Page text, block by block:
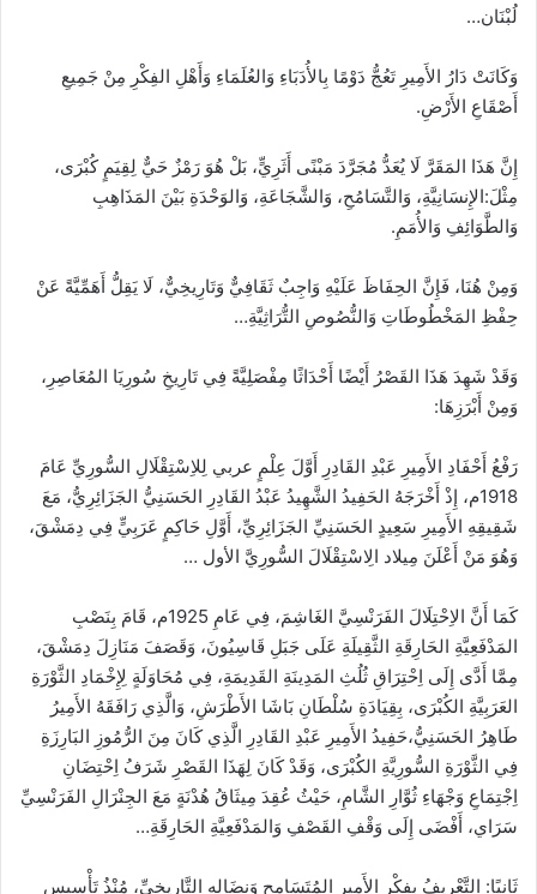
لُبْنَان…
وَكَانَتْ دَارُ الأَمِيرِ تَعُجُّ دَوْمًا بِالأُدَبَاءِ وَالعُلَمَاءِ وَأَهْلِ الفِكْرِ مِنْ جَمِيعِ
أَصْقَاعِ الأَرْضِ.
إِنَّ هَذَا المَقَرَّ لَا يُعَدُّ مُجَرَّدَ مَبْنًى أَثَرِيٍّ، بَلْ هُوَ رَمْزٌ حَيٌّ لِقِيَمٍ كُبْرَى،
مِثْلَ:الإِنسَانِيَّةِ، وَالتَّسَامُحِ، وَالشَّجَاعَةِ، وَالوَحْدَةِ بَيْنَ المَذَاهِبِ
وَالطَّوَائِفِ وَالأُمَمِ.
وَمِنْ هُنَا، فَإِنَّ الحِفَاظَ عَلَيْهِ وَاجِبٌ ثَقَافِيٌّ وَتَارِيخِيٌّ، لَا يَقِلُّ أَهَمِّيَّةً عَنْ
حِفْظِ المَخْطُوطَاتِ وَالنُّصُوصِ التُّرَاثِيَّةِ…
وَقَدْ شَهِدَ هَذَا القَصْرُ أَيْضًا أَحْدَاثًا مِفْصَلِيَّةً فِي تَارِيخِ سُورِيَا المُعَاصِرِ،
وَمِنْ أَبْرَزِهَا:
رَفْعُ أَحْفَادِ الأَمِيرِ عَبْدِ القَادِرِ أَوَّلَ عِلْمٍ عربي لِلاِسْتِقْلَالِ السُّورِيِّ عَامَ
1918م، إِذْ أَخْرَجَهُ الحَفِيدُ الشَّهِيدُ عَبْدُ القَادِرِ الحَسَنِيُّ الجَزَائِرِيُّ، مَعَ
شَقِيقِهِ الأَمِيرِ سَعِيدٍ الحَسَنِيِّ الجَزَائِرِيِّ، أَوَّلِ حَاكِمٍ عَرَبِيٍّ فِي دِمَشْقَ،
وَهُوَ مَنْ أَعْلَنَ مِيلاد الِاسْتِقْلَالَ السُّورِيَّ الأول …
كَمَا أَنَّ الاِحْتِلَالَ الفَرَنْسِيَّ الغَاشِمَ، فِي عَامِ 1925م، قَامَ بِنَصْبِ
المَدْفَعِيَّةِ الحَارِقَةِ الثَّقِيلَةِ عَلَى جَبَلِ قَاسِيُونَ، وَقَصَفَ مَنَازِلَ دِمَشْقَ،
مِمَّا أَدَّى إِلَى اِحْتِرَاقِ ثُلُثِ المَدِينَةِ القَدِيمَةِ، فِي مُحَاوَلَةٍ لِإِخْمَادِ الثَّوْرَةِ
العَرَبِيَّةِ الكُبْرَى، بِقِيَادَةِ سُلْطَانِ بَاشَا الأَطْرَشِ، وَالَّذِي رَافَقَهُ الأَمِيرُ
طَاهِرُ الحَسَنِيُّ،حَفِيدُ الأَمِيرِ عَبْدِ القَادِرِ الَّذِي كَانَ مِنَ الرُّمُوزِ البَارِزَةِ
فِي الثَّوْرَةِ السُّورِيَّةِ الكُبْرَى، وَقَدْ كَانَ لِهَذَا القَصْرِ شَرَفُ اِحْتِضَانِ
اِجْتِمَاعِ وَجْهَاءِ ثُوَّارِ الشَّامِ، حَيْثُ عُقِدَ مِيثَاقُ هُدْنَةٍ مَعَ الجِنْرَالِ الفَرَنْسِيِّ
سَرَاي، أَفْضَى إِلَى وَقْفِ القَصْفِ وَالمَدْفَعِيَّةِ الحَارِقَةِ…
ثَانِيًا: التَّعْرِيفُ بِفِكْرِ الأَمِيرِ المُتَسَامِحِ وَنِضَالِهِ التَّارِيخِيِّ، مُنْذُ تَأْسِيسِ